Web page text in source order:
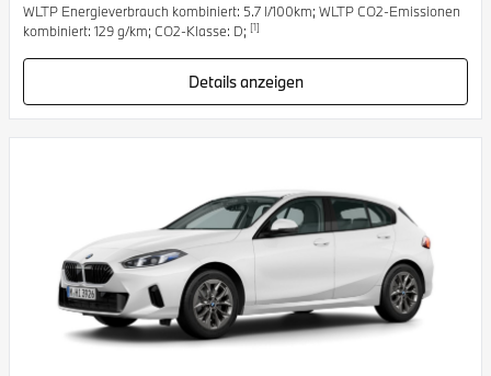
WLTP Energieverbrauch kombiniert: 5.7 l/100km; WLTP CO2-Emissionen
kombiniert: 129 g/km; CO2-Klasse: D; [1]
Details anzeigen